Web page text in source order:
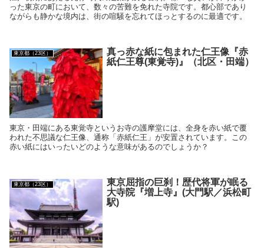
った東京の町において、数々の苦難を免れた寺院です。都心部であり
ながらも静かな境内は、街の喧騒を忘れてほっとするのに最適です。
東京都（23区）
真っ赤な紙に包まれた仁王像『赤
紙仁王尊(東覚寺)』（北区・田端）
東京・田端にある東覚寺というお寺の護摩堂には、全身を赤い紙で覆
われた不思議な仁王像、通称「赤紙仁王」が安置されています。この
赤い紙にはいったいどのような意味があるのでしょうか？
東京都（23区）
東京屈指の巨刹！歴代将軍が眠る
大寺院『増上寺』(大門駅／浜松町
駅)